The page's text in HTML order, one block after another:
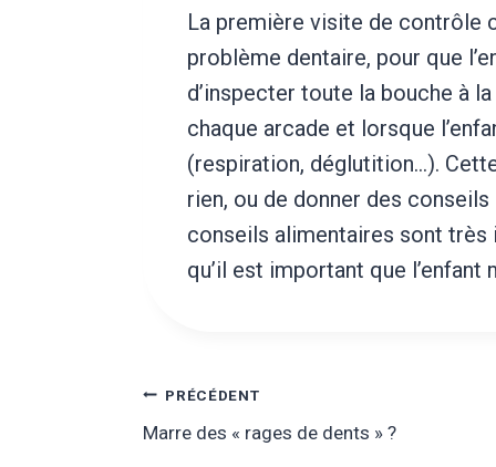
La première visite de contrôle
problème dentaire, pour que
d’inspecter toute la bouche à
chaque arcade et lorsque
(respiration, déglutition…).
rien, ou de donner des
conseils alimentaires sont
qu’il est important que
Navigation
de
PRÉCÉDENT
Marre des « rages de dents » ?